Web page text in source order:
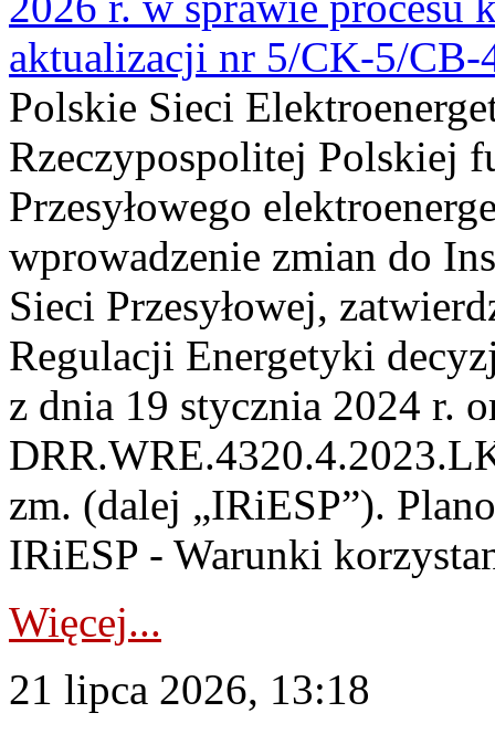
aktualizacji nr 5/CK-5/CB-
Polskie Sieci
Rzeczypospolitej Polskiej
Przesyłowego
wprowadzenie zmian do
Sieci Przesyłowej,
Regulacji Energetyki
z dnia 19 stycznia 2024 r.
zm. (dalej „IRiESP”).
IRiESP - Warunki
Więcej...
21 lipca 2026, 13:18